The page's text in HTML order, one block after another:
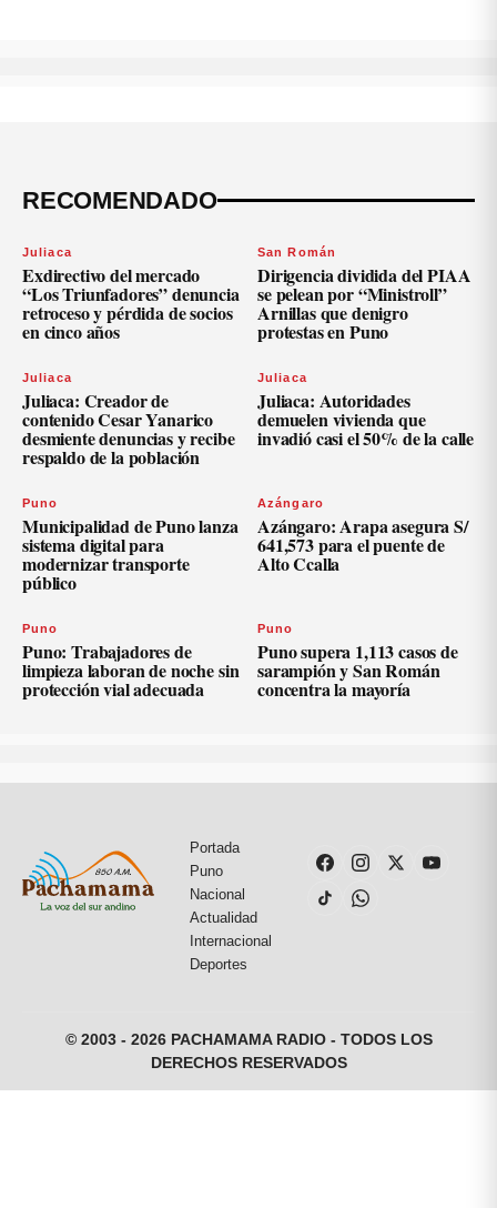
RECOMENDADO
Juliaca
Exdirectivo del mercado
“Los Triunfadores” denuncia
retroceso y pérdida de socios
en cinco años
San Román
Dirigencia dividida del PIAA
se pelean por “Ministroll”
Arnillas que denigro
protestas en Puno
Juliaca
Juliaca: Creador de
contenido Cesar Yanarico
desmiente denuncias y recibe
respaldo de la población
Juliaca
Juliaca: Autoridades
demuelen vivienda que
invadió casi el 50% de la calle
Puno
Municipalidad de Puno lanza
sistema digital para
modernizar transporte
público
Azángaro
Azángaro: Arapa asegura S/
641,573 para el puente de
Alto Ccalla
Puno
Puno: Trabajadores de
limpieza laboran de noche sin
protección vial adecuada
Puno
Puno supera 1,113 casos de
sarampión y San Román
concentra la mayoría
Portada
Puno
Nacional
Actualidad
Internacional
Deportes
© 2003 - 2026 PACHAMAMA RADIO - TODOS LOS
DERECHOS RESERVADOS